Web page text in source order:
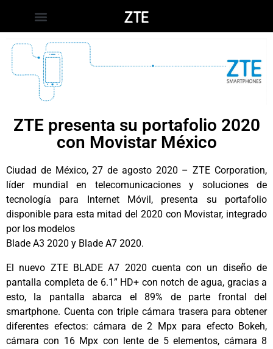
ZTE presenta su portafolio 2020
con Movistar México
Ciudad de México, 27 de agosto 2020 – ZTE Corporation,
líder mundial en telecomunicaciones y soluciones de
tecnología para Internet Móvil, presenta su portafolio
disponible para esta mitad del 2020 con Movistar, integrado
por los modelos
Blade A3 2020 y Blade A7 2020.
El nuevo ZTE BLADE A7 2020 cuenta con un diseño de
pantalla completa de 6.1” HD+ con notch de agua, gracias a
esto, la pantalla abarca el 89% de parte frontal del
smartphone. Cuenta con triple cámara trasera para obtener
diferentes efectos: cámara de 2 Mpx para efecto Bokeh,
cámara con 16 Mpx con lente de 5 elementos, cámara 8